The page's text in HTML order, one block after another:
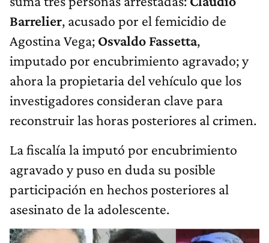
Barrelier, acusado por el femicidio de
Agostina Vega; Osvaldo Fassetta,
imputado por encubrimiento agravado; y
ahora la propietaria del vehículo que los
investigadores consideran clave para
reconstruir las horas posteriores al crimen.
La fiscalía la imputó por encubrimiento
agravado y puso en duda su posible
participación en hechos posteriores al
asesinato de la adolescente.